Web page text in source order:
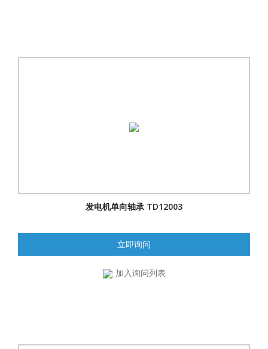
发电机单向轴承 TD12003
立即询问
加入询问列表